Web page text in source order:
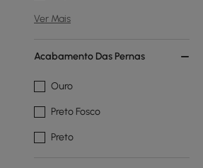
Ver Mais
Acabamento Das Pernas
Ouro
Preto Fosco
Preto